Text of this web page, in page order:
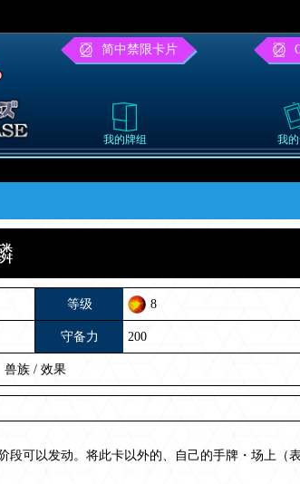
简中禁限卡片
我的牌组 我
等级 8
守备力 200
兽族 / 效果
可以发动。将此卡以外的、自己的手牌・场上（表